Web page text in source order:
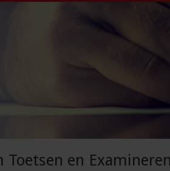
Toetsen en